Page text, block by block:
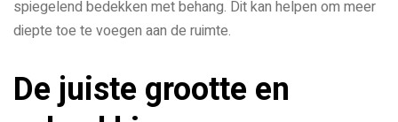
spiegelend bedekken met behang. Dit kan helpen om meer
diepte toe te voegen aan de ruimte.
De juiste grootte en